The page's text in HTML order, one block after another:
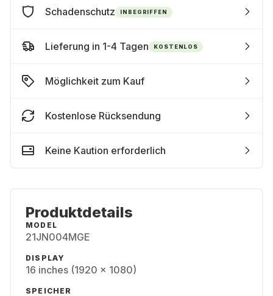
Schadenschutz INBEGRIFFEN
Lieferung in 1-4 Tagen KOSTENLOS
Möglichkeit zum Kauf
Kostenlose Rücksendung
Keine Kaution erforderlich
Produktdetails
MODEL
21JN004MGE
DISPLAY
16 inches (1920 x 1080)
SPEICHER